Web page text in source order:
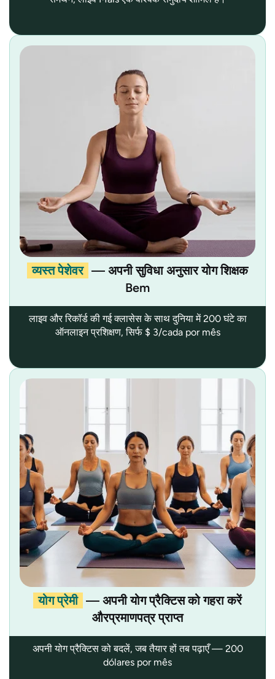
व्यस्त पेशेवर — अपनी सुविधा अनुसार योग शिक्षक
Bem
लाइव और रिकॉर्ड की गई क्लासेस के साथ दुनिया में 200 घंटे का
ऑनलाइन प्रशिक्षण, सिर्फ $ 3/cada por mês
योग प्रेमी — अपनी योग प्रैक्टिस को गहरा करें
औरप्रमाणपत्र प्राप्त
अपनी योग प्रैक्टिस को बदलें, जब तैयार हों तब पढ़ाएँ — 200
dólares por mês